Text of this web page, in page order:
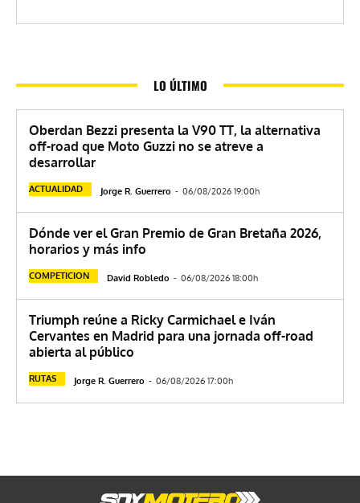
LO ÚLTIMO
Oberdan Bezzi presenta la V90 TT, la alternativa
off-road que Moto Guzzi no se atreve a
desarrollar
ACTUALIDAD Jorge R. Guerrero - 06/08/2026 19:00h
Dónde ver el Gran Premio de Gran Bretaña 2026,
horarios y más info
COMPETICION David Robledo - 06/08/2026 18:00h
Triumph reúne a Ricky Carmichael e Iván
Cervantes en Madrid para una jornada off-road
abierta al público
RUTAS Jorge R. Guerrero - 06/08/2026 17:00h